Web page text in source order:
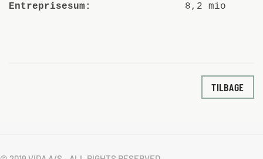
Entreprisesum: 8,2 mio
TILBAGE